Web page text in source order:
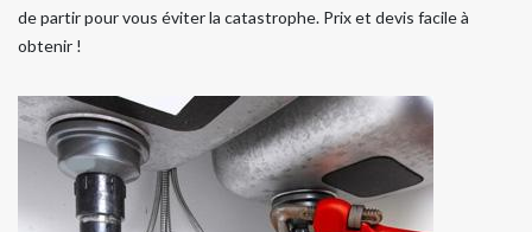
de partir pour vous éviter la catastrophe. Prix et devis facile à
obtenir !